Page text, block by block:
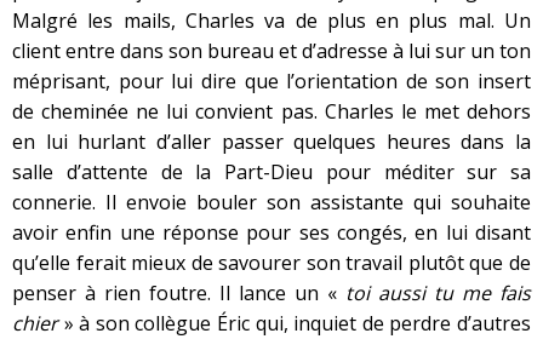
Malgré les mails, Charles va de plus en plus mal. Un
client entre dans son bureau et d’adresse à lui sur un ton
méprisant, pour lui dire que l’orientation de son insert
de cheminée ne lui convient pas. Charles le met dehors
en lui hurlant d’aller passer quelques heures dans la
salle d’attente de la Part-Dieu pour méditer sur sa
connerie. Il envoie bouler son assistante qui souhaite
avoir enfin une réponse pour ses congés, en lui disant
qu’elle ferait mieux de savourer son travail plutôt que de
penser à rien foutre. Il lance un « toi aussi tu me fais
chier» à son collègue Éric qui, inquiet de perdre d’autres